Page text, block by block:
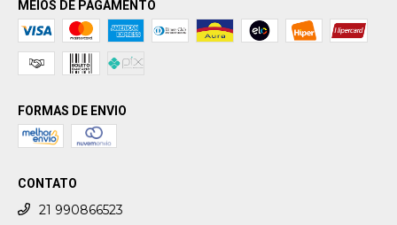
MEIOS DE PAGAMENTO
FORMAS DE ENVIO
CONTATO
21 990866523